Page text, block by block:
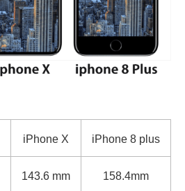
iPhone X iPhone 8 plus
143.6 mm 158.4mm